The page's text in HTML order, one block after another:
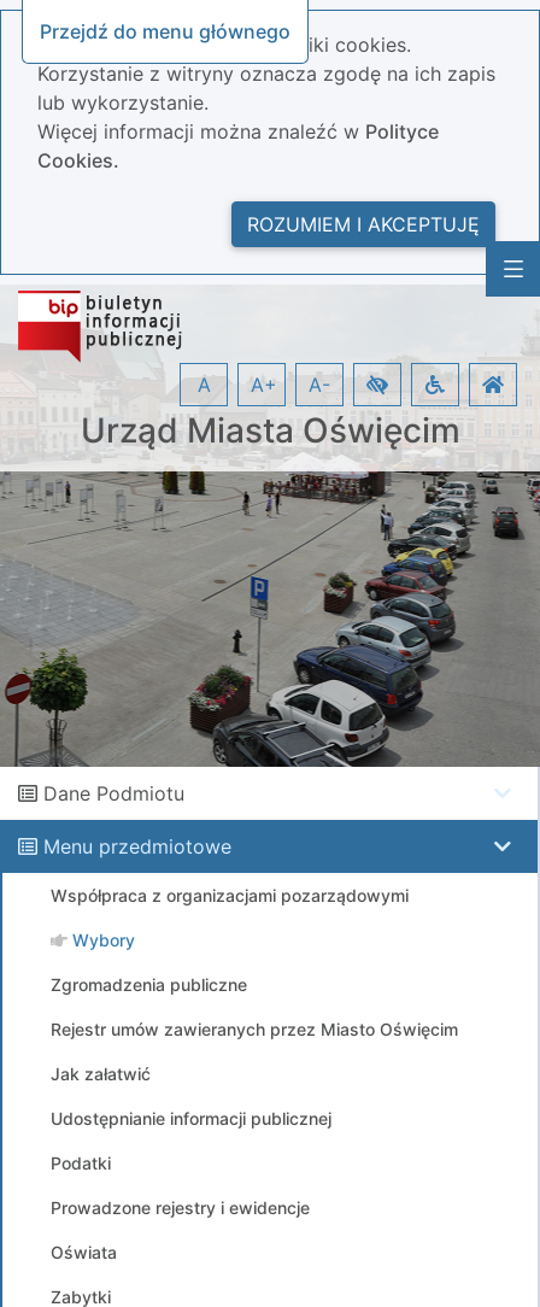
Przejdź do menu głównego
Nasza strona wykorzystuje pliki cookies.
Korzystanie z witryny oznacza zgodę na ich zapis
lub wykorzystanie.
Więcej informacji można znaleźć w Polityce
Cookies.
ROZUMIEM I AKCEPTUJĘ
Urząd Miasta Oświęcim
A A+ A-
Dane Podmiotu
Menu przedmiotowe
Współpraca z organizacjami pozarządowymi
Wybory
Zgromadzenia publiczne
Rejestr umów zawieranych przez Miasto Oświęcim
Jak załatwić
Udostępnianie informacji publicznej
Podatki
Prowadzone rejestry i ewidencje
Oświata
Zabytki